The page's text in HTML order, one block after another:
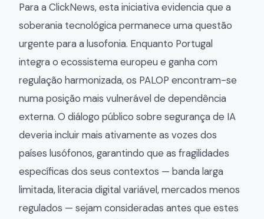
Para a ClickNews, esta iniciativa evidencia que a
soberania tecnológica permanece uma questão
urgente para a lusofonia. Enquanto Portugal
integra o ecossistema europeu e ganha com
regulação harmonizada, os PALOP encontram-se
numa posição mais vulnerável de dependência
externa. O diálogo público sobre segurança de IA
deveria incluir mais ativamente as vozes dos
países lusófonos, garantindo que as fragilidades
específicas dos seus contextos — banda larga
limitada, literacia digital variável, mercados menos
regulados — sejam consideradas antes que estes